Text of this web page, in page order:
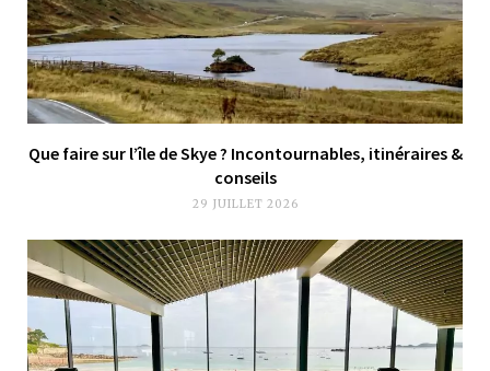
Que faire sur l’île de Skye ? Incontournables, itinéraires &
conseils
29 JUILLET 2026